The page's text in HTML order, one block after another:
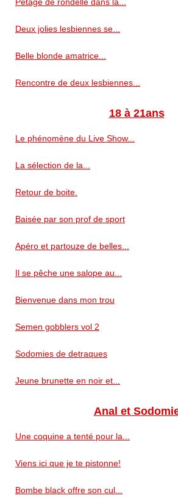
Deux jolies lesbiennes se...
Belle blonde amatrice...
Rencontre de deux lesbiennes...
18 à 21ans
Le phénomène du Live Show...
La sélection de la...
Retour de boite.
Baisée par son prof de sport
Apéro et partouze de belles...
Il se pêche une salope au...
Bienvenue dans mon trou
Semen gobblers vol 2
Sodomies de detraques
Jeune brunette en noir et...
Anal et
Une coquine a tenté pour la...
Viens ici que je te pistonne!
Bombe black offre son cul...